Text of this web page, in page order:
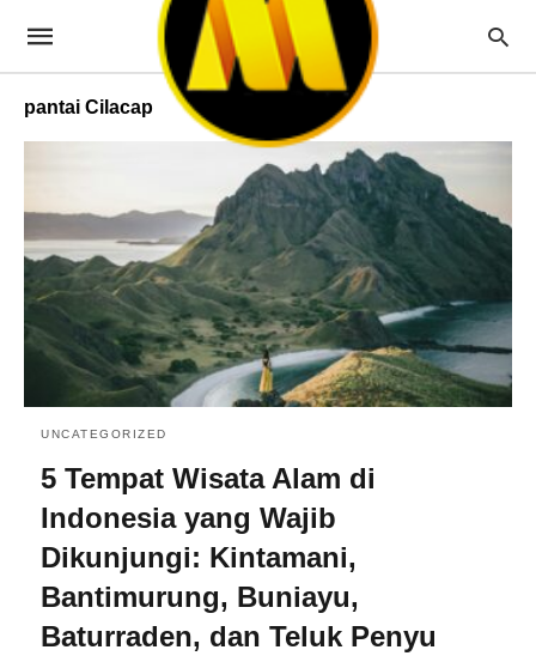
pantai Cilacap
UNCATEGORIZED
5 Tempat Wisata Alam di
Indonesia yang Wajib
Dikunjungi: Kintamani,
Bantimurung, Buniayu,
Baturraden, dan Teluk Penyu